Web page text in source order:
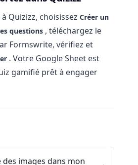
Quizizz, choisissez Créer un
questions , téléchargez le
Formswrite, vérifiez et
. Votre Google Sheet est
gamifié prêt à engager
des images dans mon